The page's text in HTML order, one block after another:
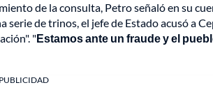
de la consulta, Petro señaló en su
serie de trinos, el jefe de Estado acusó a
"Estamos ante un fraude y el
PUBLICIDAD